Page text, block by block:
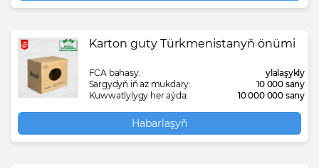
Karton guty Türkmenistanyň önümi
FCA bahasy:
ylalaşykly
Sargydyň iň az mukdary:
10 000 sany
Kuwwatlylygy her aýda:
10 000 000 sany
Habarlaşyň